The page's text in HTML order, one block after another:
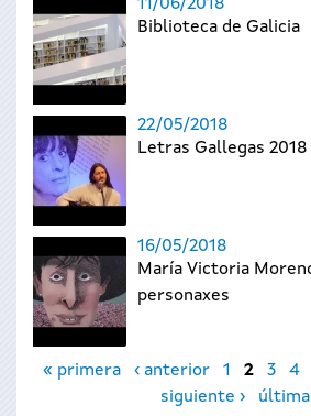
11/06/2018
Biblioteca de Galicia
22/05/2018
Letras Gallegas
16/05/2018
María Victoria
personaxes
Páginas
« primera ‹ anterior 1 2 3 4
siguiente ›
última